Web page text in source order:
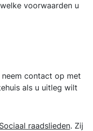
voorwaarden u
contact op met
als u uitleg wilt
raadslieden. Zij